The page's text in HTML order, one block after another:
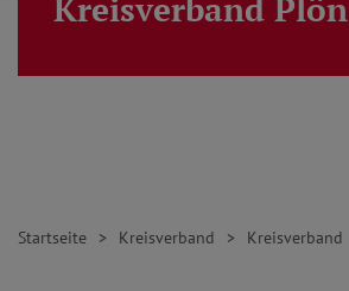
Kreisverband Plön
Startseite Kreisverband Kreisverband